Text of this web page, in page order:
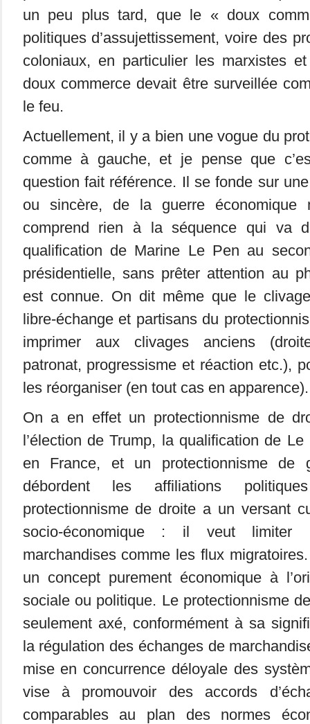
un peu plus tard, que le « doux
politiques d’assujettissement, voire des
coloniaux, en particulier les marxistes
doux commerce devait être surveillée
le feu.
Actuellement, il y a bien une vogue du
comme à gauche, et je pense que
question fait référence. Il se fonde sur
ou sincère, de la guerre économique
comprend rien à la séquence qui va
qualification de Marine Le Pen au
présidentielle, sans prêter attention au
est connue. On dit même que le
libre-échange et partisans du
imprimer aux clivages anciens
patronat, progressisme et réaction etc.),
les réorganiser (en tout cas en apparence).
On a en effet un protectionnisme de
l’élection de Trump, la qualification de
en France, et un protectionnisme de
débordent les affiliations
protectionnisme de droite a un versant
socio-économique : il veut limiter
marchandises comme les flux
un concept purement économique à
sociale ou politique. Le protectionnisme
seulement axé, conformément à sa
la régulation des échanges de
mise en concurrence déloyale des
vise à promouvoir des accords
comparables au plan des normes